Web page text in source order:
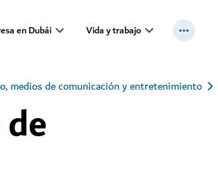
en Dubái Vida y trabajo
medios de comunicación y entretenimiento